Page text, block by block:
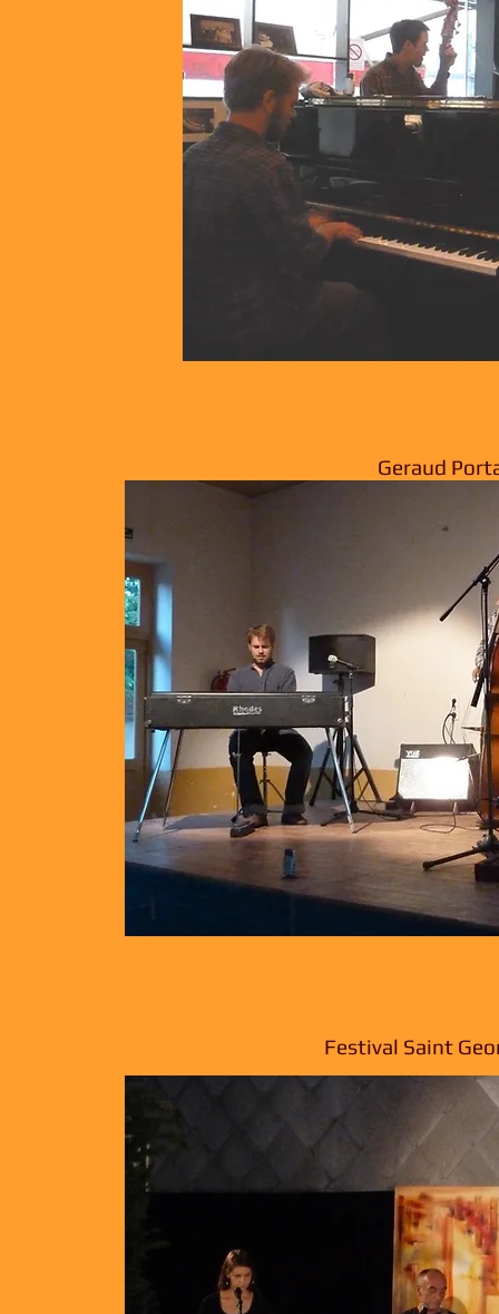
Geraud
Festival Saint